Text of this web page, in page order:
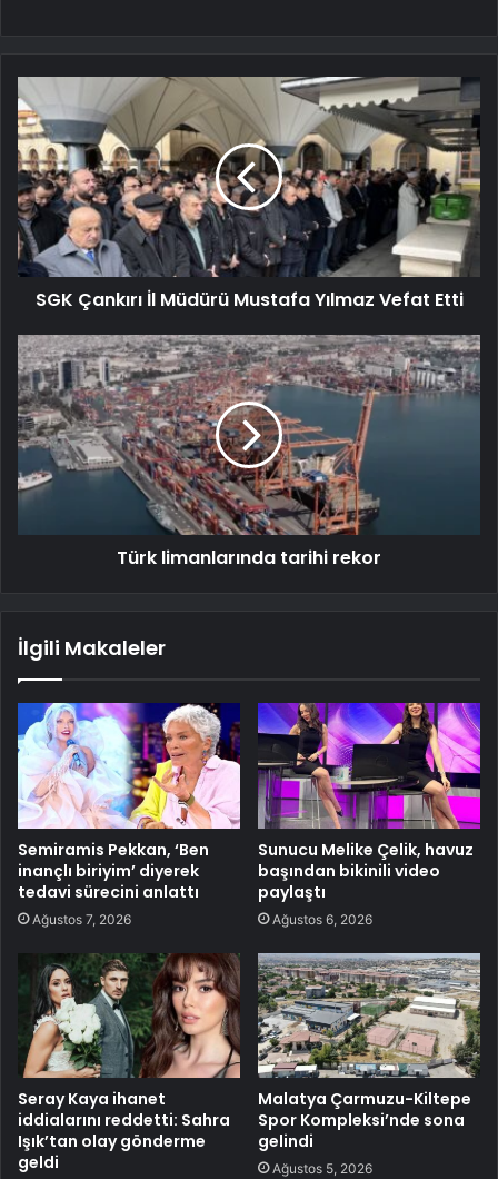
SGK Çankırı İl Müdürü Mustafa Yılmaz Vefat Etti
Türk limanlarında tarihi rekor
İlgili Makaleler
Semiramis Pekkan, ‘Ben
inançlı biriyim’ diyerek
tedavi sürecini anlattı
Ağustos 7, 2026
Sunucu Melike Çelik, havuz
başından bikinili video
paylaştı
Ağustos 6, 2026
Seray Kaya ihanet
iddialarını reddetti: Sahra
Işık’tan olay gönderme
geldi
Malatya Çarmuzu-Kiltepe
Spor Kompleksi’nde sona
gelindi
Ağustos 5, 2026